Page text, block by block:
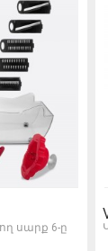
սարք 6-ը